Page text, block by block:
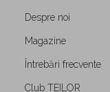
Despre noi
Magazine
Întrebări frecvente
Club TEILOR